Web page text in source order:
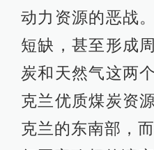
动力资源的恶战
短缺，甚至形成
炭和天然气这两
克兰优质煤炭资
克兰的东南部，